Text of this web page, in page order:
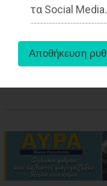
τα Social Media.
aboutus